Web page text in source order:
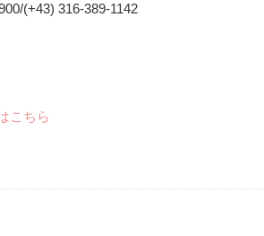
(+43) 316-389-1142
こちら